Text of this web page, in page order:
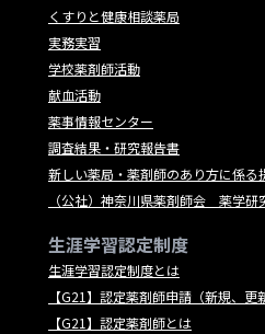
くすりと健康相談薬局
実務実習
学校薬剤師活動
献血活動
薬事情報センター
調査結果・研究報告書
新しい薬局・薬剤師のあり方に係る
（公社）神奈川県薬剤師会 薬学研
生涯学習認定制度
生涯学習認定制度とは
【G21】認定薬剤師申請（新規、更
【G21】認定薬剤師とは